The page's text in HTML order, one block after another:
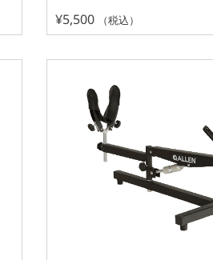
¥5,500 （税込）